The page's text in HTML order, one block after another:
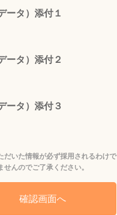
ータ）添付１
ータ）添付２
ータ）添付３
だいた情報が必ず採用されるわけで
せんのでご了承ください。